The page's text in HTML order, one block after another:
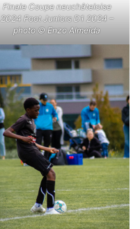
Finale Coupe neuchâteloise
2024 Foot Juniors D1 2024 –
photo © Enzo Almeida